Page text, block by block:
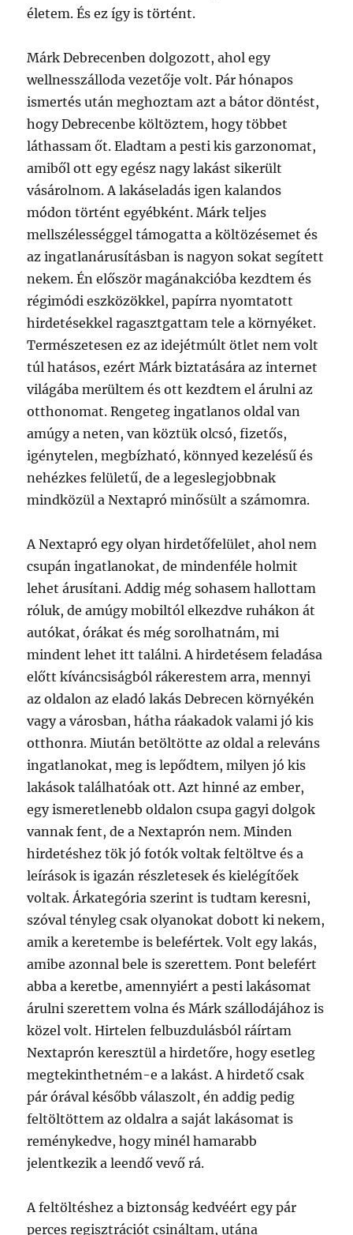
életem. És ez így is történt.
Márk Debrecenben dolgozott, ahol egy
wellnesszálloda vezetője volt. Pár hónapos
ismertés után meghoztam azt a bátor döntést,
hogy Debrecenbe költöztem, hogy többet
láthassam őt. Eladtam a pesti kis garzonomat,
amiből ott egy egész nagy lakást sikerült
vásárolnom. A lakáseladás igen kalandos
módon történt egyébként. Márk teljes
mellszélességgel támogatta a költözésemet és
az ingatlanárusításban is nagyon sokat segített
nekem. Én először magánakcióba kezdtem és
régimódi eszközökkel, papírra nyomtatott
hirdetésekkel ragasztgattam tele a környéket.
Természetesen ez az idejétmúlt ötlet nem volt
túl hatásos, ezért Márk biztatására az internet
világába merültem és ott kezdtem el árulni az
otthonomat. Rengeteg ingatlanos oldal van
amúgy a neten, van köztük olcsó, fizetős,
igénytelen, megbízható, könnyed kezelésű és
nehézkes felületű, de a legeslegjobbnak
mindközül a Nextapró minősült a számomra.
A Nextapró egy olyan hirdetőfelület, ahol nem
csupán ingatlanokat, de mindenféle holmit
lehet árusítani. Addig még sohasem hallottam
róluk, de amúgy mobiltól elkezdve ruhákon át
autókat, órákat és még sorolhatnám, mi
mindent lehet itt találni. A hirdetésem feladása
előtt kíváncsiságból rákerestem arra, mennyi
az oldalon az eladó lakás Debrecen környékén
vagy a városban, hátha ráakadok valami jó kis
otthonra. Miután betöltötte az oldal a releváns
ingatlanokat, meg is lepődtem, milyen jó kis
lakások találhatóak ott. Azt hinné az ember,
egy ismeretlenebb oldalon csupa gagyi dolgok
vannak fent, de a Nextaprón nem. Minden
hirdetéshez tök jó fotók voltak feltöltve és a
leírások is igazán részletesek és kielégítőek
voltak. Árkategória szerint is tudtam keresni,
szóval tényleg csak olyanokat dobott ki nekem,
amik a keretembe is belefértek. Volt egy lakás,
amibe azonnal bele is szerettem. Pont belefért
abba a keretbe, amennyiért a pesti lakásomat
árulni szerettem volna és Márk szállodájához is
közel volt. Hirtelen felbuzdulásból ráírtam
Nextaprón keresztül a hirdetőre, hogy esetleg
megtekinthetném-e a lakást. A hirdető csak
pár órával később válaszolt, én addig pedig
feltöltöttem az oldalra a saját lakásomat is
reménykedve, hogy minél hamarabb
jelentkezik a leendő vevő rá.
A feltöltéshez a biztonság kedvéért egy pár
perces regisztrációt csináltam, utána